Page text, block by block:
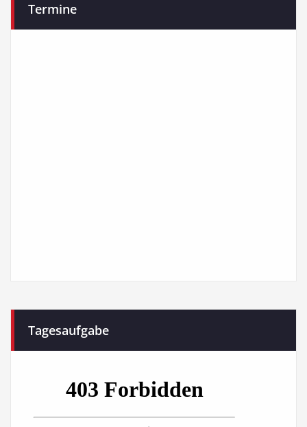
Termine
Tagesaufgabe